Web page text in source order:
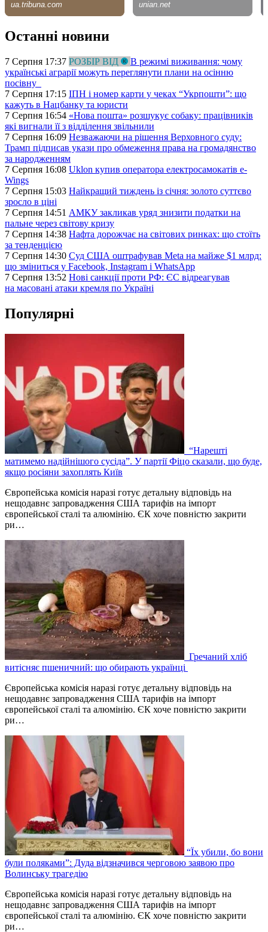
Останні новини
7 Серпня 17:37 РОЗБІР ВІД
В режимі виживання: чому
українські аграрії можуть переглянути плани на осінню
посівну
7 Серпня 17:15 ІПН і номер карти у чеках “Укрпошти”: що
кажуть в Нацбанку та юристи
7 Серпня 16:54 «Нова пошта» розшукує собаку: працівників
які вигнали її з відділення звільнили
7 Серпня 16:09 Незважаючи на рішення Верховного суду:
Трамп підписав укази про обмеження права на громадянство
за народженням
7 Серпня 16:08 Uklon купив оператора електросамокатів e-
Wings
7 Серпня 15:03 Найкращий тиждень із січня: золото суттєво
зросло в ціні
7 Серпня 14:51 АМКУ закликав уряд знизити податки на
пальне через світову кризу
7 Серпня 14:38 Нафта дорожчає на світових ринках: що стоїть
за тенденцією
7 Серпня 14:30 Суд США оштрафував Meta на майже $1 млрд:
що зміниться у Facebook, Instagram і WhatsApp
7 Серпня 13:52 Нові санкції проти РФ: ЄС відреагував
на масовані атаки кремля по Україні
Популярні
“Нарешті
матимемо надійнішого сусіда”. У партії Фіцо сказали, що буде,
якщо росіяни захоплять Київ
Європейська комісія наразі готує детальну відповідь на
нещодавнє запровадження США тарифів на імпорт
європейської сталі та алюмінію. ЄК хоче повністю закрити
ри…
Гречаний хліб
витісняє пшеничний: що обирають українці
Європейська комісія наразі готує детальну відповідь на
нещодавнє запровадження США тарифів на імпорт
європейської сталі та алюмінію. ЄК хоче повністю закрити
ри…
“Їх убили, бо вони
були поляками”: Дуда відзначився черговою заявою про
Волинську трагедію
Європейська комісія наразі готує детальну відповідь на
нещодавнє запровадження США тарифів на імпорт
європейської сталі та алюмінію. ЄК хоче повністю закрити
ри…